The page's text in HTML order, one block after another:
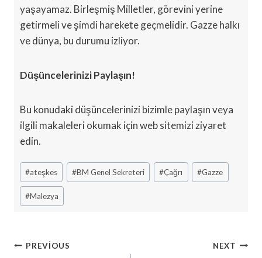
yaşayamaz. Birleşmiş Milletler, görevini yerine
getirmeli ve şimdi harekete geçmelidir. Gazze halkı
ve dünya, bu durumu izliyor.
Düşüncelerinizi Paylaşın!
Bu konudaki düşüncelerinizi bizimle paylaşın veya
ilgili makaleleri okumak için web sitemizi ziyaret
edin.
Post
Tags:
#ateşkes #BM Genel Sekreteri #Çağrı #Gazze
#Malezya
Yazı
PREVIOUS NEXT